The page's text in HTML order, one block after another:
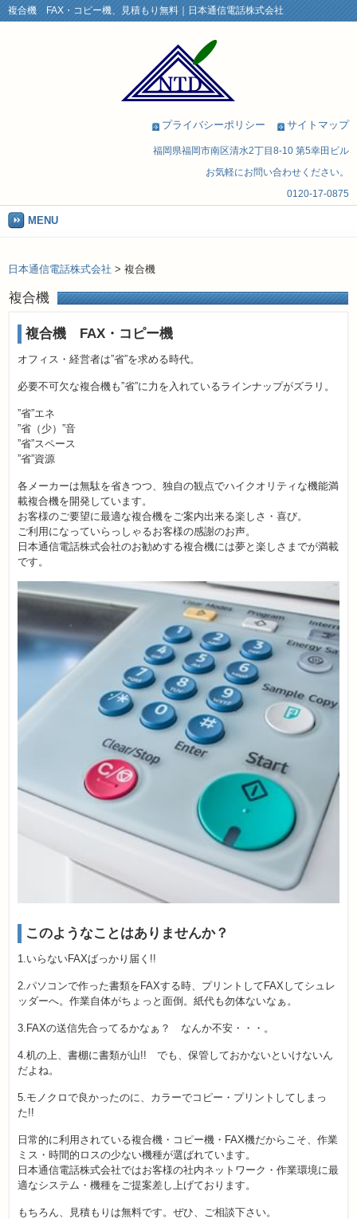
複合機 FAX・コピー機、見積もり無料｜日本通信電話株式会社
プライバシーポリシー サイトマップ
福岡県福岡市南区清水2丁目8-10 第5幸田ビル
お気軽にお問い合わせください。
0120-17-0875
MENU
日本通信電話株式会社 > 複合機
複合機
複合機 FAX・コピー機
オフィス・経営者は”省”を求める時代。
必要不可欠な複合機も”省”に力を入れているラインナップがズラリ。
”省”エネ
”省（少）”音
”省”スペース
”省”資源
各メーカーは無駄を省きつつ、独自の観点でハイクオリティな機能満
載複合機を開発しています。
お客様のご要望に最適な複合機をご案内出来る楽しさ・喜び。
ご利用になっていらっしゃるお客様の感謝のお声。
日本通信電話株式会社のお勧めする複合機には夢と楽しさまでが満載
です。
このようなことはありませんか？
1.いらないFAXばっかり届く!!
2.パソコンで作った書類をFAXする時、プリントしてFAXしてシュレ
ッダーへ。作業自体がちょっと面倒。紙代も勿体ないなぁ。
3.FAXの送信先合ってるかなぁ？ なんか不安・・・。
4.机の上、書棚に書類が山!! でも、保管しておかないといけないん
だよね。
5.モノクロで良かったのに、カラーでコピー・プリントしてしまっ
た!!
日常的に利用されている複合機・コピー機・FAX機だからこそ、作業
ミス・時間的ロスの少ない機種が選ばれています。
日本通信電話株式会社ではお客様の社内ネットワーク・作業環境に最
適なシステム・機種をご提案差し上げております。
もちろん、見積もりは無料です。ぜひ、ご相談下さい。